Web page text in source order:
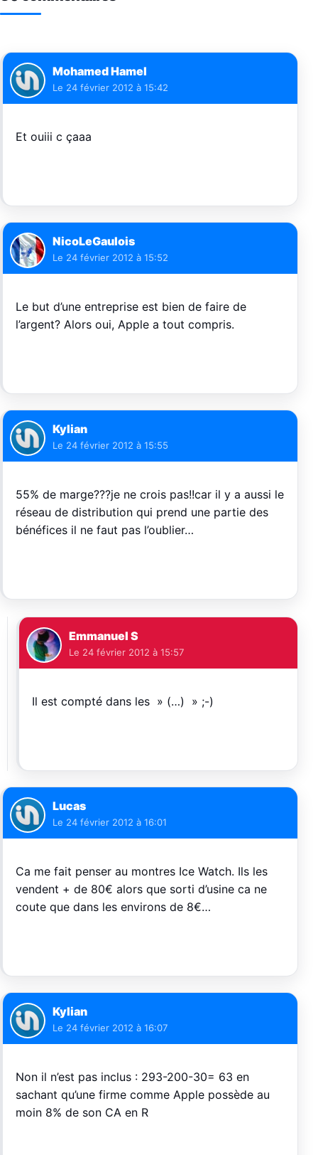
Mohamed Hamel
Le 24 février 2012 à 15:42
Et ouiii c çaaa
NicoLeGaulois
Le 24 février 2012 à 15:52
Le but d’une entreprise est bien de faire de
l’argent? Alors oui, Apple a tout compris.
Kylian
Le 24 février 2012 à 15:55
55% de marge???je ne crois pas!!car il y a aussi le
réseau de distribution qui prend une partie des
bénéfices il ne faut pas l’oublier…
Emmanuel S
Le 24 février 2012 à 15:57
Il est compté dans les » (…) » ;-)
Lucas
Le 24 février 2012 à 16:01
Ca me fait penser au montres Ice Watch. Ils les
vendent + de 80€ alors que sorti d’usine ca ne
coute que dans les environs de 8€…
Kylian
Le 24 février 2012 à 16:07
Non il n’est pas inclus : 293-200-30= 63 en
sachant qu’une firme comme Apple possède au
moin 8% de son CA en R